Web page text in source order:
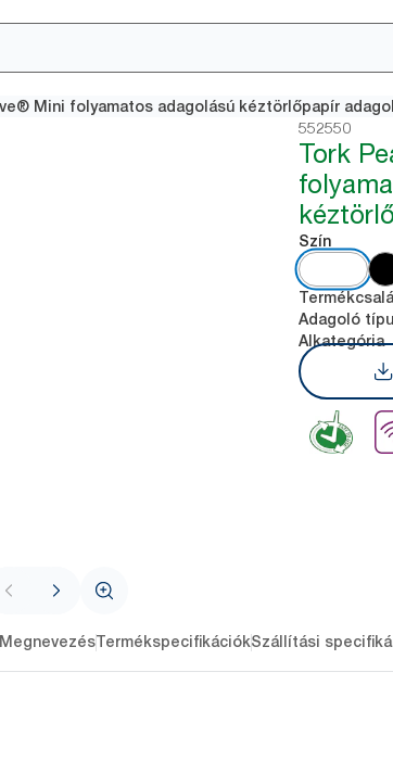
552550
Tork
Szín
Adagoló
Alkategória
MegnevezésTermékspecifikációkSzállítási